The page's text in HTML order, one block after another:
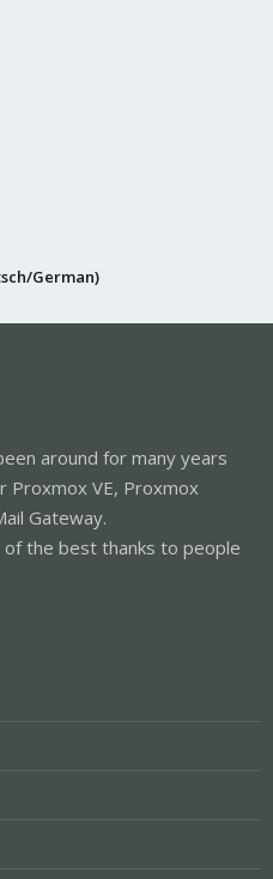
German)
around for many years
Proxmox VE, Proxmox
Gateway.
of the best thanks to people